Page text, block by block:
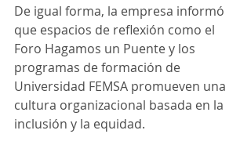
De igual forma, la empresa informó
que espacios de reflexión como el
Foro Hagamos un Puente y los
programas de formación de
Universidad FEMSA promueven una
cultura organizacional basada en la
inclusión y la equidad.